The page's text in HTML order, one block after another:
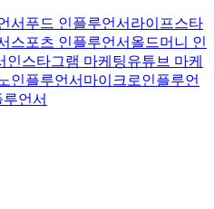
서 푸드 인플루언서 라이프스타
스포츠 인플루언서 올드머니 인
인스타그램 마케팅유튜브 마케
인플루언서 마이크로인플루언
언서